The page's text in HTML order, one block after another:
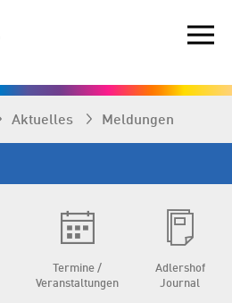
Aktuelles Meldungen
Termine /
Veranstaltungen
Adlershof
Journal